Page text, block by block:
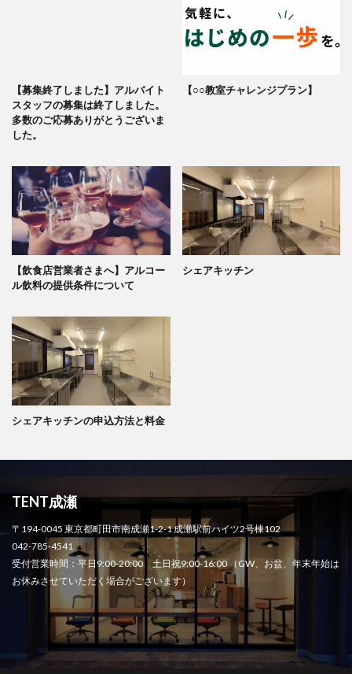
【募集終了しました】アルバイト
スタッフの募集は終了しました。
多数のご応募ありがとうございま
した。
【○○教室チャレンジプラン】
【飲食店営業者さまへ】アルコー
ル飲料の提供条件について
シェアキッチン
シェアキッチンの申込方法と料金
TENT成瀬
〒194-0045 東京都町田市南成瀬1-2-1 成瀬駅前ハイツ2号棟102
042-785-4541
受付営業時間：平日9:00-20:00 土日祝9:00-16:00 （GW、お盆、年末年始は
お休みさせていただく場合がございます）